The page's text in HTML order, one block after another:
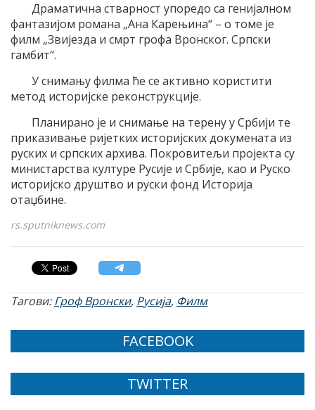
Драматична стварност упоредо са генијалном
фантазијом романа „Ана Карењина“ – о томе је
филм „Звијезда и смрт грофа Вронског. Српски
гамбит“.
У снимању филма ће се активно користити
метод историјске реконструкције.
Планирано је и снимање на терену у Србији те
приказивање ријетких историјских докумената из
руских и српских архива. Покровитељи пројекта су
министарства културе Русије и Србије, као и Руско
историјско друштво и руски фонд Историја
отаџбине.
rs.sputniknews.com
Тагови:Гроф Вронски, Русија, Филм
FACEBOOK
TWITTER